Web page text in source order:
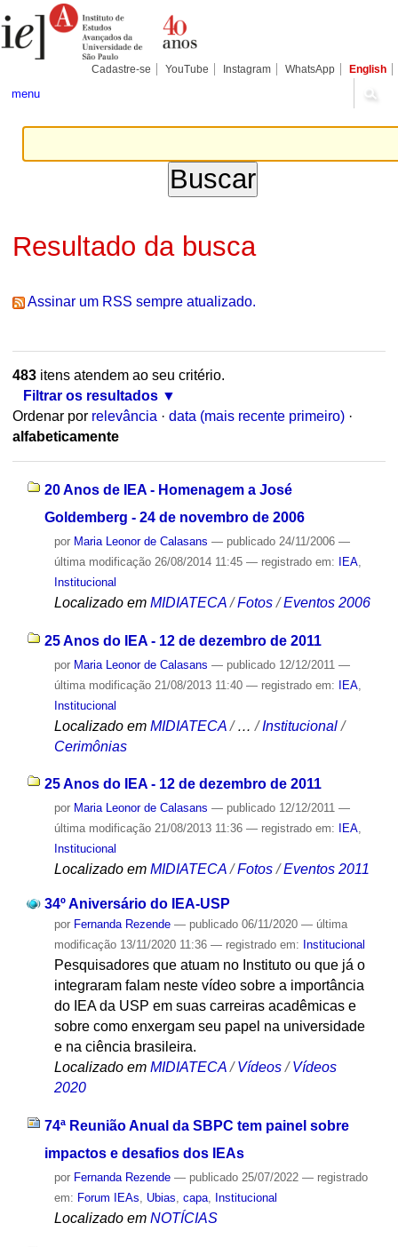
para
conteúdo.
Pessoais
Cadastre-se YouTube Instagram WhatsApp English
menu
Resultado da busca
Assinar um RSS sempre atualizado.
483itens atendem ao seu critério.
Filtrar os resultados
Ordenar por relevância · data (mais recente primeiro) ·
alfabeticamente
20 Anos de IEA - Homenagem a José
Goldemberg - 24 de novembro de 2006
por Maria Leonor de Calasans — publicado24/11/2006 —
última modificação26/08/2014 11:45 — registrado em: IEA,
Institucional
Localizado em MIDIATECA /Fotos /Eventos 2006
25 Anos do IEA - 12 de dezembro de 2011
por Maria Leonor de Calasans — publicado12/12/2011 —
última modificação21/08/2013 11:40 — registrado em: IEA,
Institucional
Localizado em MIDIATECA /…/Institucional /
Cerimônias
25 Anos do IEA - 12 de dezembro de 2011
por Maria Leonor de Calasans — publicado12/12/2011 —
última modificação21/08/2013 11:36 — registrado em: IEA,
Institucional
Localizado em MIDIATECA /Fotos /Eventos 2011
34º Aniversário do IEA-USP
por Fernanda Rezende — publicado06/11/2020 — última
modificação13/11/2020 11:36 — registrado em: Institucional
Pesquisadores que atuam no Instituto ou que já o
integraram falam neste vídeo sobre a importância
do IEA da USP em suas carreiras acadêmicas e
sobre como enxergam seu papel na universidade
e na ciência brasileira.
Localizado em MIDIATECA /Vídeos /Vídeos
2020
74ª Reunião Anual da SBPC tem painel sobre
impactos e desafios dos IEAs
por Fernanda Rezende — publicado25/07/2022 — registrado
em: Forum IEAs Ubias capa, Institucional
Localizado em NOTÍCIAS